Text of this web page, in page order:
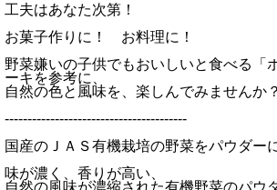
工夫はあなた次第！
お菓子作りに！ お料理に！
野菜嫌いの子供でもおいしいと食べる「
ーキを参考に、
自然の色と風味を、楽しんでみませんか？
----------------------------------------
国産のＪＡＳ有機栽培の野菜をパウダー
味が濃く、香りが高い、